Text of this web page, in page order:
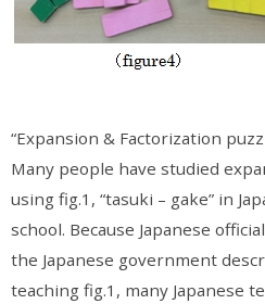
“Expansion & Factorization
Many people have studied
using fig.1, “tasuki – gake” in
school. Because Japanese
the Japanese government
teaching fig.1, many Japanese